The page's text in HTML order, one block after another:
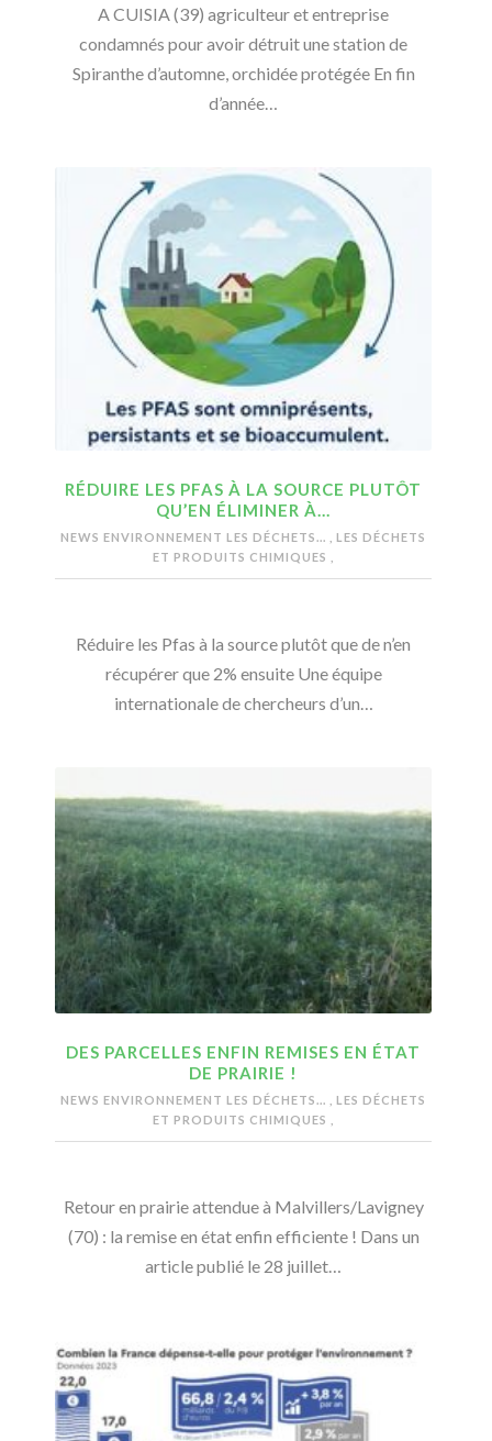
A CUISIA (39) agriculteur et entreprise
condamnés pour avoir détruit une station de
Spiranthe d’automne, orchidée protégée En fin
d’année…
RÉDUIRE LES PFAS À LA SOURCE PLUTÔT
QU’EN ÉLIMINER À…
NEWS ENVIRONNEMENT LES DÉCHETS...
LES DÉCHETS
ET PRODUITS CHIMIQUES
Réduire les Pfas à la source plutôt que de n’en
récupérer que 2% ensuite Une équipe
internationale de chercheurs d’un…
DES PARCELLES ENFIN REMISES EN ÉTAT
DE PRAIRIE !
NEWS ENVIRONNEMENT LES DÉCHETS...
LES DÉCHETS
ET PRODUITS CHIMIQUES
Retour en prairie attendue à Malvillers/Lavigney
(70) : la remise en état enfin efficiente ! Dans un
article publié le 28 juillet…